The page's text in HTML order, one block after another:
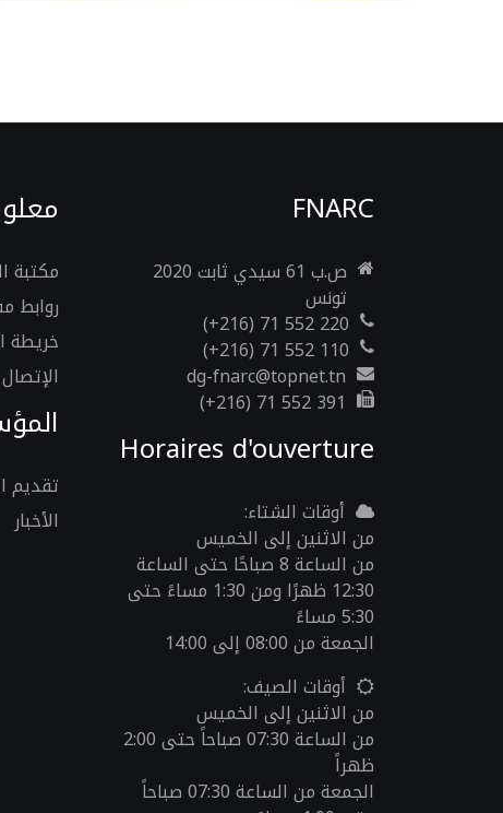
FNARC
ص.ب 61 سيدي ثابت 2020
تونس
(+216) 71 552 220
(+216) 71 552 110
dg-fnarc@topnet.tn
(+216) 71 552 391
Horaires d'ouverture
أوقات الشتاء:
من الاثنين إلى الخميس
من الساعة 8 صباحًا حتى الساعة
12:30 ظهرًا ومن 1:30 مساءً حتى
5:30 مساءً
الجمعة من 08:00 إلى 14:00
أوقات الصيف:
من الاثنين إلى الخميس
من الساعة 07:30 صباحاً حتى 2:00
ظهراً
الجمعة من الساعة 07:30 صباحاً
مكتبة
روابط
خريطة
الإتصال
تقديم
الأخبار